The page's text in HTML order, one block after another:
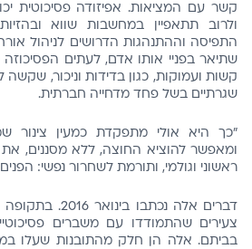
קשר עם המציאות. אפיזודה פסיכוטית
ולרוב תתאפיין במחשבות שווא
התפיסה וההתנהגות הדרושים לניהול
שתיאר בפניי אותו אדם, לעתים
קשות ועמוקות, כגון בדידות וניכור,
שגרתיים בשל פחד מדחייה חברתית.
"כך היא אולי מתפקדת כמעין צינור
ומאפשר להוציא החוצה, ללא מסננים,
ראשוני וגולמי, ותורמת לשחרור נפשי:
דברים אלה נכתבו
צעירים שהתמודדו עם משברים
בביתם. אלה הן חלק מהתובנות שעלו